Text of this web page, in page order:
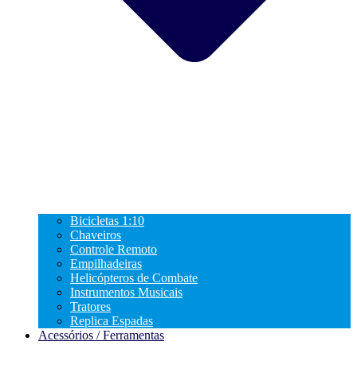
Bicicletas 1:10
Chaveiros
Controle Remoto
Empilhadeiras
Helicópteros de Combate
Instrumentos Musicais
Tratores
Replica Espadas
Acessórios / Ferramentas